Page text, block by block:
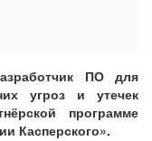
ПО для
угроз и утечек
программе
Касперского».